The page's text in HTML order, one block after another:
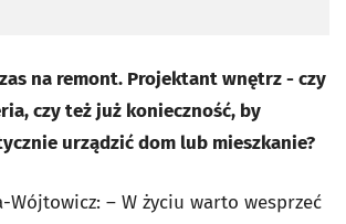
na remont. Projektant wnętrz - czy
czy też już konieczność, by
urządzić dom lub mieszkanie?
Wójtowicz: – W życiu warto wesprzeć